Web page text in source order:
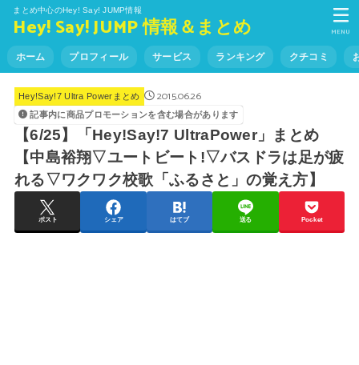
まとめ中心のHey! Say! JUMP情報
Hey! Say! JUMP 情報＆まとめ
ホーム プロフィール サービス ランキング クチコミ
MENU
Hey!Say!7 Ultra Powerまとめ 2015.06.26
記事内に商品プロモーションを含む場合があります
【6/25】「Hey!Say!7 UltraPower」まとめ
【中島裕翔▽ユートビート!▽バスドラは足が疲
れる▽ワクワク校歌「ふるさと」の覚え方】
ポスト シェア はてブ 送る Pocket